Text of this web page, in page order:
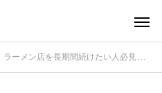
ラーメン店を長期間続けたい人必見！つぶれないお店の特徴とは？